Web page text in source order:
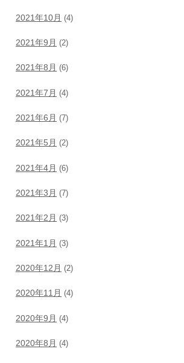
2021年10月 (4)
2021年9月 (2)
2021年8月 (6)
2021年7月 (4)
2021年6月 (7)
2021年5月 (2)
2021年4月 (6)
2021年3月 (7)
2021年2月 (3)
2021年1月 (3)
2020年12月 (2)
2020年11月 (4)
2020年9月 (4)
2020年8月 (4)